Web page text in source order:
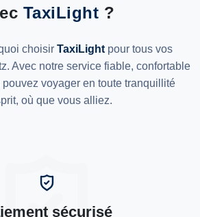
TaxiLight ?
choisir TaxiLight pour tous vos
Avec notre service fiable, confortable
voyager en toute tranquillité
où que vous alliez.
sécurisé